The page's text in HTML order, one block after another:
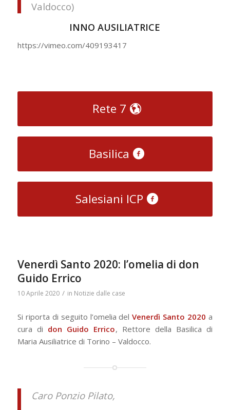
Valdocco)
INNO AUSILIATRICE
https://vimeo.com/409193417
Rete 7
Basilica
Salesiani ICP
Venerdì Santo 2020: l’omelia di don
Guido Errico
10 Aprile 2020 / in Notizie dalle case
Si riporta di seguito l’omelia delVenerdì Santo 2020 a
cura di don Guido Errico, Rettore della Basilica di
Maria Ausiliatrice di Torino – Valdocco.
Caro Ponzio Pilato,